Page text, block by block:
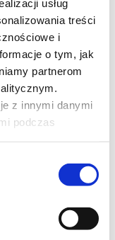
usług
treści
i
o tym, jak
partnerom
z innymi danymi
podczas
od załatwiania
Ma
wyspie,
reputacji.